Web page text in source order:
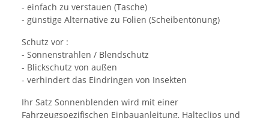
- einfach zu verstauen (Tasche)
- günstige Alternative zu Folien (Scheibentönung)
Schutz vor :
- Sonnenstrahlen / Blendschutz
- Blickschutz von außen
- verhindert das Eindringen von Insekten
Ihr Satz Sonnenblenden wird mit einer
Fahrzeugspezifischen Einbauanleitung, Halteclips und